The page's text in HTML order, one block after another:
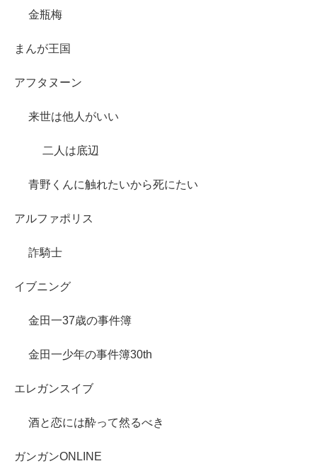
金瓶梅
まんが王国
アフタヌーン
来世は他人がいい
二人は底辺
青野くんに触れたいから死にたい
アルファポリス
詐騎士
イブニング
金田一37歳の事件簿
金田一少年の事件簿30th
エレガンスイブ
酒と恋には酔って然るべき
ガンガンONLINE